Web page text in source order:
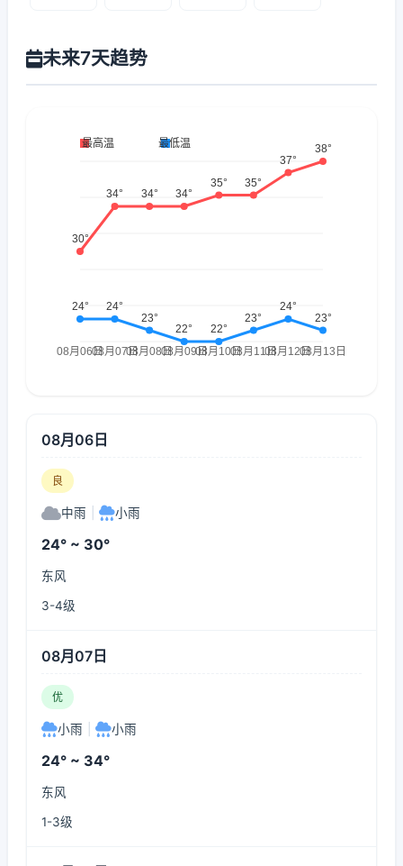
未来7天趋势
08月06日
良
中雨 小雨
24° ~ 30°
东风
3-4级
08月07日
优
小雨 小雨
24° ~ 34°
东风
1-3级